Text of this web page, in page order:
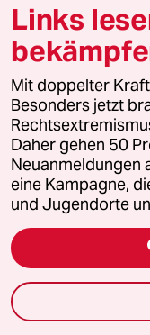
Tesla
Wird
findet
Grün
O
@Ria
Links
Mit doppelter
Besonders jetzt
Daher gehen 50
Neuanmeldungen
eine Kampagne,
und Jugendorte